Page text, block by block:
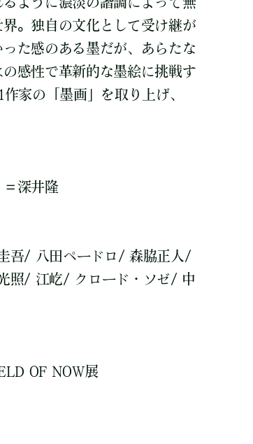
。独自の文化として受け継が
た感のある墨だが、あらたな
感性で革新的な墨絵に挑戦す
家の「墨画」を取り上げ、
深井隆
吾/ 八田ペードロ/ 森脇正人/
照/ 江屹/ クロード・ソゼ/ 中
OF NOW展